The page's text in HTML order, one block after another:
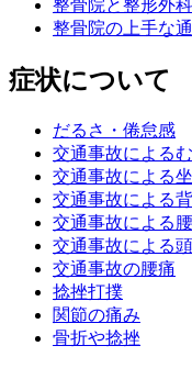
整骨院と整形外
整骨院の上手な
症状について
だるさ・倦怠感
交通事故による
交通事故による
交通事故による
交通事故による
交通事故による
交通事故の腰痛
捻挫打撲
関節の痛み
骨折や捻挫